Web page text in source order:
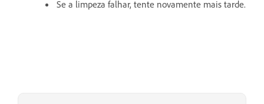
Se a limpeza falhar, tente novamente mais tarde.